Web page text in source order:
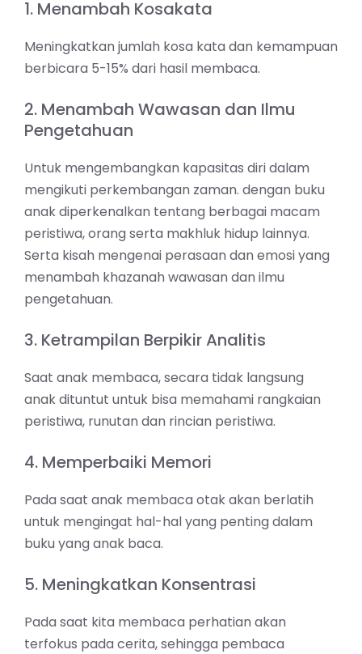
1. Menambah Kosakata
Meningkatkan jumlah kosa kata dan kemampuan
berbicara 5-15% dari hasil membaca.
2. Menambah Wawasan dan Ilmu
Pengetahuan
Untuk mengembangkan kapasitas diri dalam
mengikuti perkembangan zaman. dengan buku
anak diperkenalkan tentang berbagai macam
peristiwa, orang serta makhluk hidup lainnya.
Serta kisah mengenai perasaan dan emosi yang
menambah khazanah wawasan dan ilmu
pengetahuan.
3. Ketrampilan Berpikir Analitis
Saat anak membaca, secara tidak langsung
anak dituntut untuk bisa memahami rangkaian
peristiwa, runutan dan rincian peristiwa.
4. Memperbaiki Memori
Pada saat anak membaca otak akan berlatih
untuk mengingat hal-hal yang penting dalam
buku yang anak baca.
5. Meningkatkan Konsentrasi
Pada saat kita membaca perhatian akan
terfokus pada cerita, sehingga pembaca